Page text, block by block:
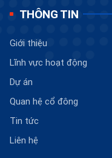
THÔNG TIN
Giới thiệu
Lĩnh vực hoạt động
Dự án
Quan hệ cổ đông
Tin tức
Liên hệ